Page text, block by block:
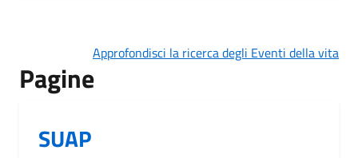
Approfondisci la ricerca degli Eventi della vita
Pagine
SUAP